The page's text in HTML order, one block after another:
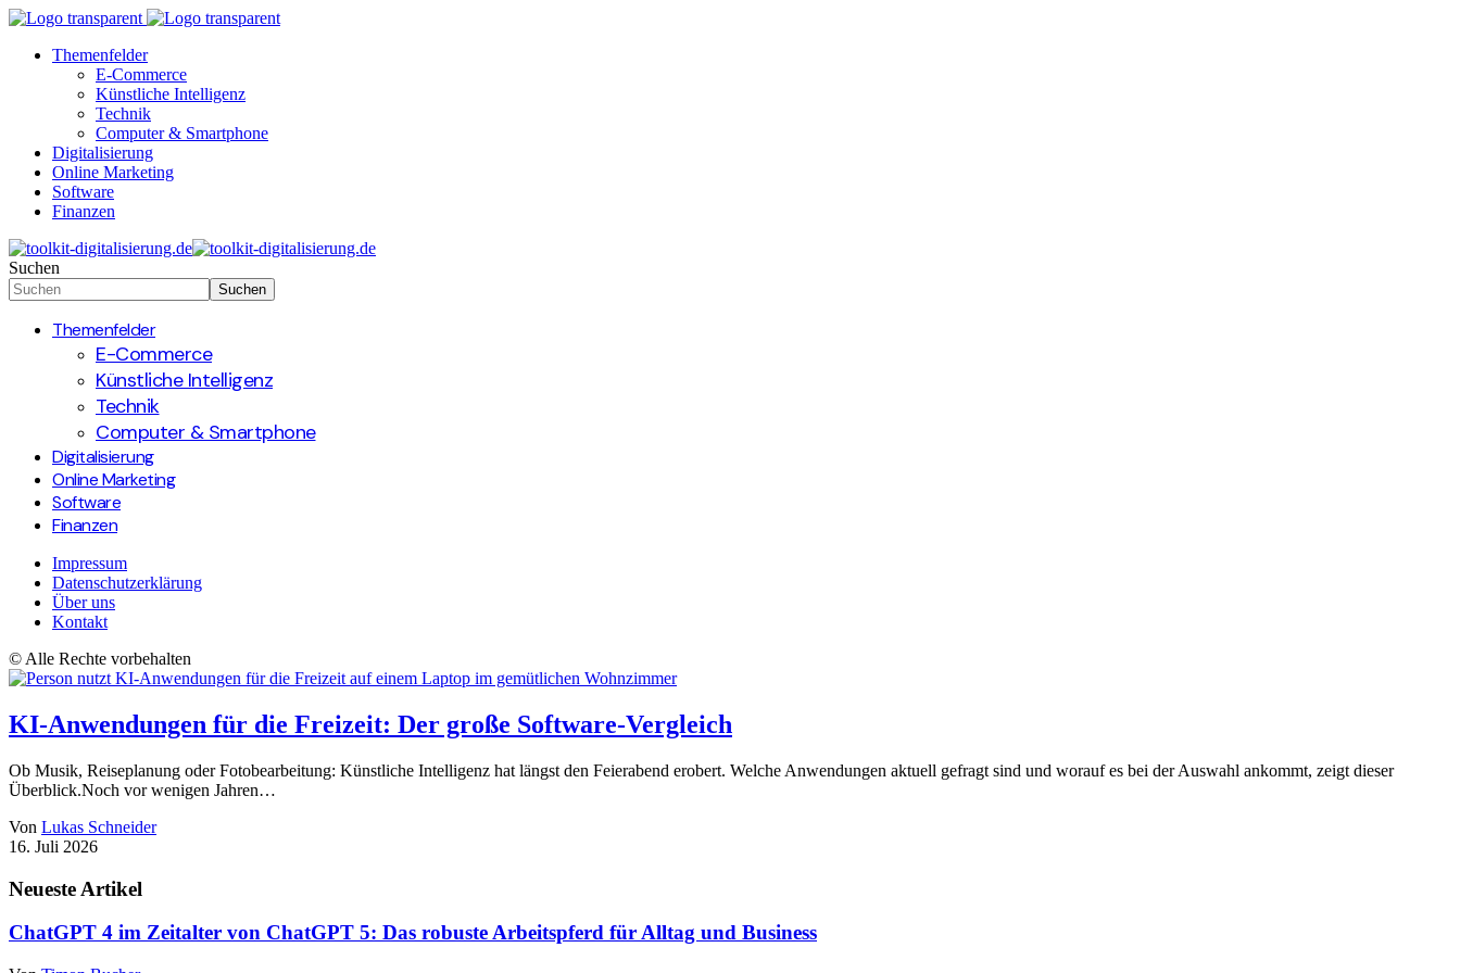
Themenfelder
E-Commerce
Künstliche Intelligenz
Technik
Computer & Smartphone
Digitalisierung
Online Marketing
Software
Finanzen
Suchen
Themenfelder
E-Commerce
Künstliche Intelligenz
Technik
Computer & Smartphone
Digitalisierung
Online Marketing
Software
Finanzen
Impressum
Datenschutzerklärung
Über uns
Kontakt
© Alle Rechte vorbehalten
KI-Anwendungen für die Freizeit: Der große Software-Vergleich
Ob Musik, Reiseplanung oder Fotobearbeitung: Künstliche Intelligenz hat längst den Feierabend erobert. Welche Anwendungen aktuell gefragt sind und worauf es bei der Auswahl ankommt, zeigt dieser
Überblick.Noch vor wenigen Jahren…
Von Lukas Schneider
16. Juli 2026
Neueste Artikel
ChatGPT 4 im Zeitalter von ChatGPT 5: Das robuste Arbeitspferd für Alltag und Business